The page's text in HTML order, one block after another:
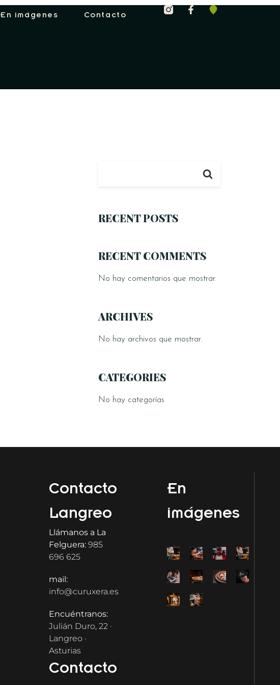
En imágenes Contacto
RECENT POSTS
RECENT COMMENTS
No hay comentarios que mostrar.
ARCHIVES
No hay archivos que mostrar.
CATEGORIES
No hay categorías
Contacto
Langreo
Llámanos a La
Felguera:985
696 625
mail:
info@curuxera.es
Encuéntranos:
Julián Duro, 22 ·
Langreo ·
Asturias
Contacto
En
imágenes